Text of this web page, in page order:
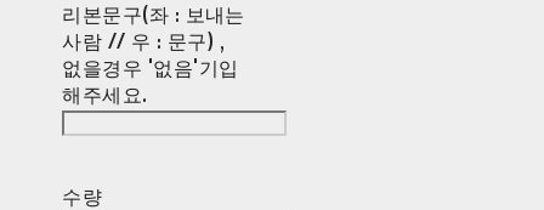
리본문구(좌 : 보내는
사람 // 우 : 문구) ,
없을경우 '없음'기입
해주세요.
수량